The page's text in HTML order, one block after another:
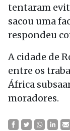
tentaram
sacou uma
respondeu
A cidade de
entre os
África
moradores.